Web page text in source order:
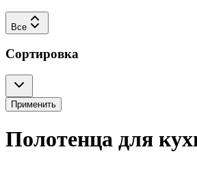
Все
Сортировка
Применить
Полотенца для